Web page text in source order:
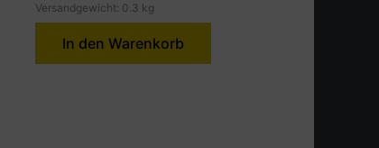
Versandgewicht: 0.3 kg
In den Warenkorb